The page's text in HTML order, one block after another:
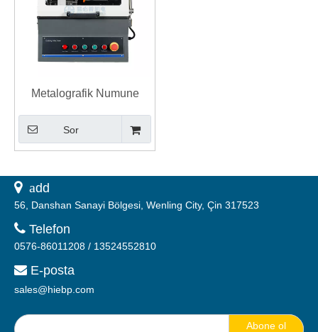
Metalografik Numune
Hazırlama için Aşındırıcı
Kesici Testereli Manuel
Kesme Makinesi
Sor
 add
56, Danshan Sanayi Bölgesi, Wenling City, Çin 317523
 Telefon
0576-86011208 / 13524552810
 E-posta
sales@hiebp.com
Abone ol